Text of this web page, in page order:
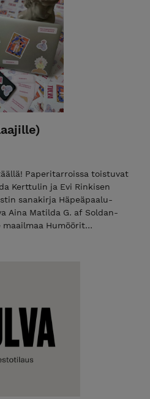
edestä
arvioita ja viihdettä.
Paperitarroissa toistuvat
Kerttulin ja Evi Rinkisen